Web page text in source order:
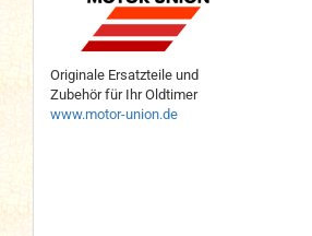
Originale Ersatzteile und
Zubehör für Ihr Oldtimer
www.motor-union.de